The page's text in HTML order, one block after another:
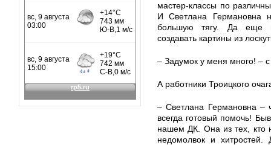
мастер-классы по
И Светлана Германовна
большую тягу. Да еще и
создавать картины из
– Задумок у меня много! –
А работники Троицкого
– Светлана Германовна –
всегда готовый помочь!
нашем ДК. Она из тех, кто
недомолвок и